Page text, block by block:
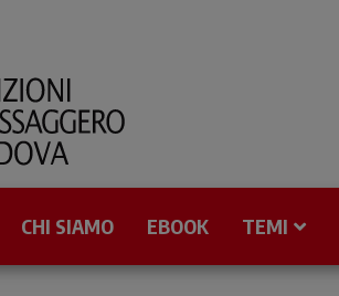
CHI SIAMO EBOOK TEMI